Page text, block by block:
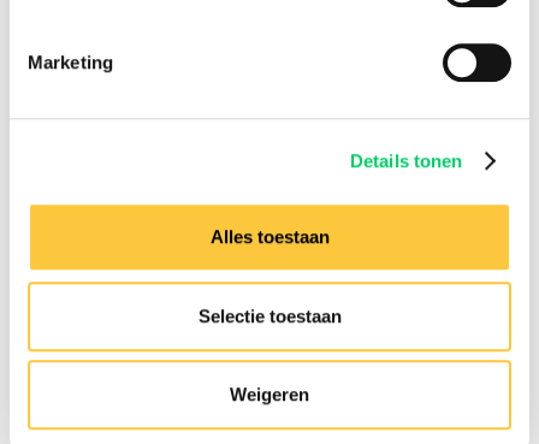
Marketing
Details tonen
Alles toestaan
Selectie toestaan
Weigeren
Over ons
Werken bij
Informatie
Sziget Express
Verzekeringen